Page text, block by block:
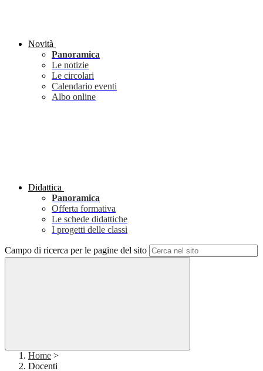
Novità
Panoramica
Le notizie
Le circolari
Calendario eventi
Albo online
Didattica
Panoramica
Offerta formativa
Le schede didattiche
I progetti delle classi
Campo di ricerca per le pagine del sito
Home >
Docenti